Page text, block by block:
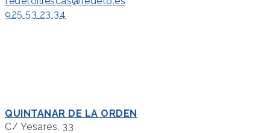
925 53 23 34
QUINTANAR DE LA ORDEN
C/ Yesares, 33